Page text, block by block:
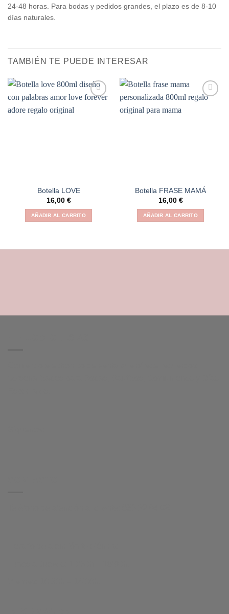
24-48 horas. Para bodas y pedidos grandes, el plazo es de 8-10
días naturales.
TAMBIÉN TE PUEDE INTERESAR
Botella LOVE
16,00 €
AÑADIR AL CARRITO
Botella FRASE MAMÁ
16,00 €
AÑADIR AL CARRITO